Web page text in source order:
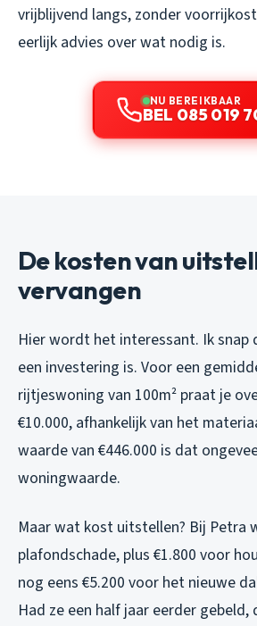
vrijblijvend langs, zonder
eerlijk advies over wat nodig is.
NU BEREIKBAAR
BEL 085 019
De kosten van
vervangen
Hier wordt het interessant. Ik snap
een investering is. Voor een
rijtjeswoning van 100m² praat je
€10.000, afhankelijk van het
waarde van €446.000 is dat
woningwaarde.
Maar wat kost uitstellen? Bij Petra
plafondschade, plus €1.800 voor
nog eens €5.200 voor het nieuwe
Had ze een half jaar eerder gebeld,